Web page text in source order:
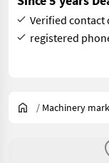
Verified contact
registered
/ Machinery